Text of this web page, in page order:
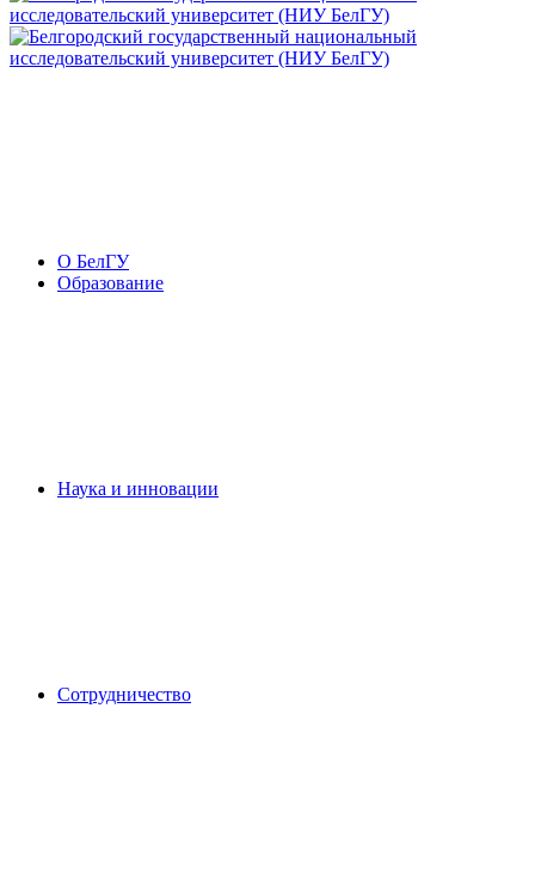
О БелГУ
Образование
Наука и инновации
Сотрудничество